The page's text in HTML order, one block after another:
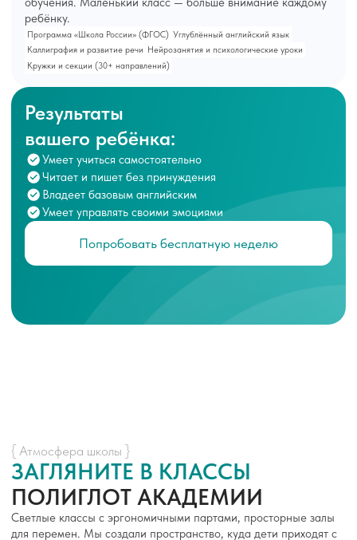
Попробовать бесплатную неделю
88% наших детей посещают кружки. Мы развиваем и мягкие
навыки, и твёрдые знания — всё в одном месте.
Учим самовыражаться
Творческие направления
Вокал Театральная студия Арт-терапия Бисероплетение